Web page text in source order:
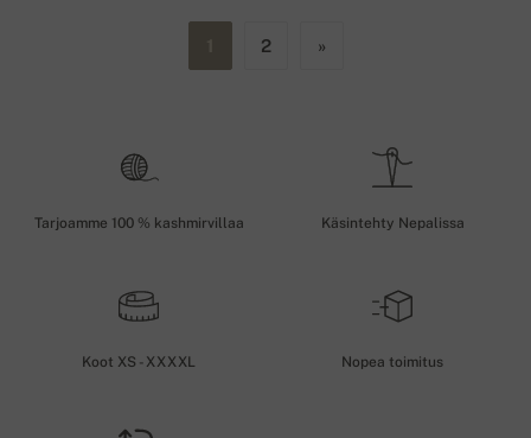
2 »
Tarjoamme 100 % kashmirvillaa Käsintehty Nepalissa
Koot XS - XXXXL Nopea toimitus